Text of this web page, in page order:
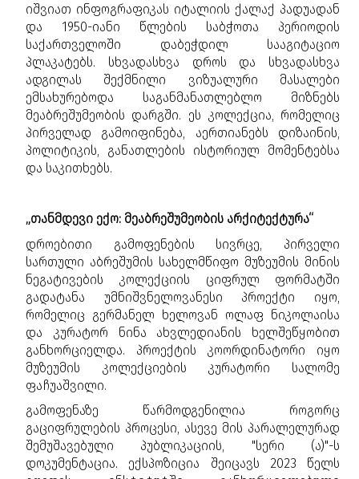
იშვიათ ინფოგრაფიკას იტალიის ქალაქ პადუადან
და 1950-იანი წლების საბჭოთა პერიოდის
საქართველოში დაბეჭდილ სააგიტაციო
პლაკატებს. სხვადასხვა დროს და სხვადასხვა
ადგილას შექმნილი ვიზუალური მასალები
ემსახურებოდა საგანმანათლებლო მიზნებს
მეაბრეშუმეობის დარგში. ეს კოლექცია, რომელიც
პირველად გამოიფინება, აერთიანებს დიზაინის,
პოლიტიკის, განათლების ისტორიულ მომენტებსა
და საკითხებს.
„თანმდევი ექო: მეაბრეშუმეობის არქიტექტურა“
დროებითი გამოფენების სივრცე, პირველი
სართული აბრეშუმის სახელმწიფო მუზეუმის მინის
ნეგატივების კოლექციის ციფრულ ფორმატში
გადატანა უმნიშვნელოვანესი პროექტი იყო,
რომელიც გერმანელ ხელოვან ოლაფ ნიკოლაისა
და კურატორ ნინა ახვლედიანის ხელშეწყობით
განხორციელდა. პროექტის კოორდინატორი იყო
მუზეუმის კოლექციების კურატორი სალომე
ფაჩუაშვილი.
გამოფენაზე წარმოდგენილია როგორც
გაციფრულების პროცესი, ასევე მის პარალელურად
შემუშავებული პუბლიკაციის, "სერი (ა)"-ს
დოკუმენტაცია. ექსპოზიცია შეიცავს 2023 წელს